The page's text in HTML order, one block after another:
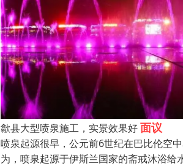
歙县大型喷泉施工，实景效果好面议
喷泉起源很早，公元前6世纪在巴比伦空
为，喷泉起源于伊斯兰国家的斋戒沐浴